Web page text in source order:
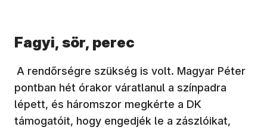
Fagyi, sör, perec
A rendőrségre szükség is volt. Magyar Péter
pontban hét órakor váratlanul a színpadra
lépett, és háromszor megkérte a DK
támogatóit, hogy engedjék le a zászlóikat,